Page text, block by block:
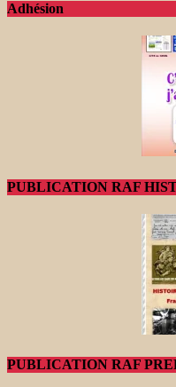
Adhésion
PUBLICATION RAF
PUBLICATION RAF